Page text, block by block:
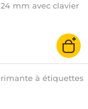
mm avec clavier
à étiquettes